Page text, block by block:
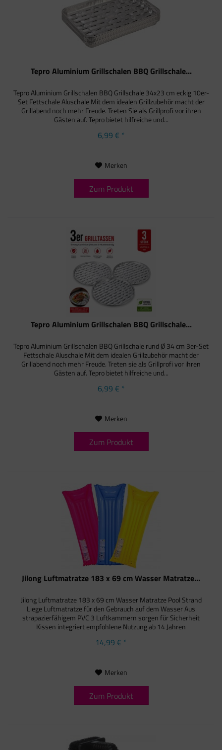
Tepro Aluminium Grillschalen BBQ Grillschale...
Tepro Aluminium Grillschalen BBQ Grillschale 34x23 cm eckig 10er-
Set Fettschale Aluschale Mit dem idealen Grillzubehör macht der
Grillabend noch mehr Freude. Treten Sie als Grillprofi vor ihren
Gästen auf. Tepro bietet hilfreiche und...
6,99 € *
Merken
Zum Produkt
Tepro Aluminium Grillschalen BBQ Grillschale...
Tepro Aluminium Grillschalen BBQ Grillschale rund Ø 34 cm 3er-Set
Fettschale Aluschale Mit dem idealen Grillzubehör macht der
Grillabend noch mehr Freude. Treten sie als Grillprofi vor ihren
Gästen auf. Tepro bietet hilfreiche und...
6,99 € *
Merken
Zum Produkt
Jilong Luftmatratze 183 x 69 cm Wasser Matratze...
Jilong Luftmatratze 183 x 69 cm Wasser Matratze Pool Strand
Liege Luftmatratze für den Gebrauch auf dem Wasser Aus
strapazierfähigem PVC 3 Luftkammern sorgen für Sicherheit
Kissen integriert empfohlene Nutzung ab 14 Jahren
14,99 € *
Merken
Zum Produkt